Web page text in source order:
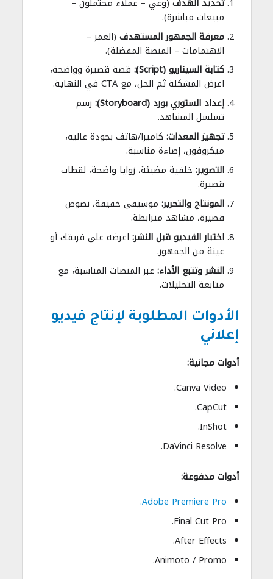
مبيعات مباشرة).
معرفة الجمهور المستهدف (العمر –
الاهتمامات – المنصة المفضلة).
كتابة السيناريو (Script):
قصة قصيرة وواضحة،
اعرض المشكلة ثم الحل، مع CTA في النهاية.
إعداد الستوري بورد (Storyboard):
رسم
تسلسل المشاهد.
تجهيز المعدات: كاميرا/هاتف بجودة عالية،
ميكروفون، إضاءة مناسبة.
التصوير: خلفية مضيئة، زوايا واضحة، لقطات
قصيرة.
المونتاج والتحرير: موسيقى خفيفة، نصوص
قصيرة، مشاهد مترابطة.
اختبار الفيديو قبل النشر: اعرضه على فريقك أو
عينة من الجمهور.
النشر وتتبع الأداء: عبر المنصات المناسبة، مع
متابعة التحليلات.
الأدوات المطلوبة لإنتاج فيديو
إعلاني
أدوات مجانية:
Canva Video.
CapCut.
InShot.
DaVinci Resolve.
أدوات مدفوعة:
Adobe Premiere Pro.
Final Cut Pro.
After Effects.
Animoto / Promo.